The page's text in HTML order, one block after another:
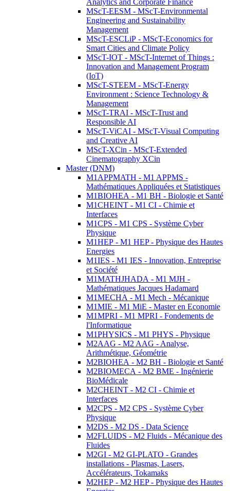
Analytics and Corporate Finance
MScT-EESM - MScT-Environmental
Engineering and Sustainability
Management
MScT-ESCLiP - MScT-Economics for
Smart Cities and Climate Policy
MScT-IOT - MScT-Internet of Things :
Innovation and Management Program
(IoT)
MScT-STEEM - MScT-Energy
Environment : Science Technology &
Management
MScT-TRAI - MScT-Trust and
Responsible AI
MScT-ViCAI - MScT-Visual Computing
and Creative AI
MScT-XCin - MScT-Extended
Cinematography XCin
Master (DNM)
M1APPMATH - M1 APPMS -
Mathématiques Appliquées et Statistiques
M1BIOHEA - M1 BH - Biologie et Santé
M1CHEINT - M1 CI - Chimie et
Interfaces
M1CPS - M1 CPS - Système Cyber
Physique
M1HEP - M1 HEP - Physique des Hautes
Energies
M1IES - M1 IES - Innovation, Entreprise
et Société
M1MATHJHADA - M1 MJH -
Mathématiques Jacques Hadamard
M1MECHA - M1 Mech - Mécanique
M1MIE - M1 MiE - Master en Economie
M1MPRI - M1 MPRI - Fondements de
l'Informatique
M1PHYSICS - M1 PHYS - Physique
M2AAG - M2 AAG - Analyse,
Arithmétique, Géométrie
M2BIOHEA - M2 BH - Biologie et Santé
M2BIOMECA - M2 BME - Ingénierie
BioMédicale
M2CHEINT - M2 CI - Chimie et
Interfaces
M2CPS - M2 CPS - Système Cyber
Physique
M2DS - M2 DS - Data Science
M2FLUIDS - M2 Fluids - Mécanique des
Fluides
M2GI - M2 GI-PLATO - Grandes
installations - Plasmas, Lasers,
Accélérateurs, Tokamaks
M2HEP - M2 HEP - Physique des Hautes